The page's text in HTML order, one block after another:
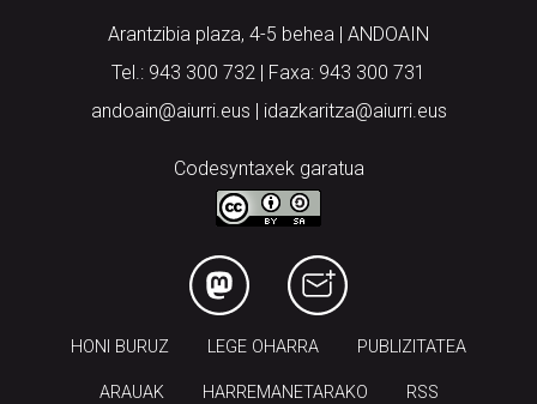
Arantzibia plaza, 4-5 behea | ANDOAIN
Tel.: 943 300 732 | Faxa: 943 300 731
andoain@aiurri.eus | idazkaritza@aiurri.eus
Codesyntaxek garatua
HONI BURUZ LEGE OHARRA PUBLIZITATEA
ARAUAK HARREMANETARAKO RSS